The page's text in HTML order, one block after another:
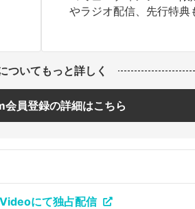
やラジオ配信、先行特典
ついてもっと詳しく
員登録の詳細はこちら
にて独占配信